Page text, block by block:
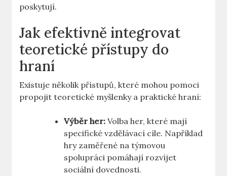
poskytují.
Jak efektivně integrovat
teoretické přístupy do
hraní
Existuje několik přístupů, které mohou pomoci
propojit teoretické myšlenky a praktické hraní:
Výběr her: Volba her, které mají
specifické vzdělávací cíle. Například
hry zaměřené na týmovou
spolupráci pomáhají rozvíjet
sociální dovednosti.